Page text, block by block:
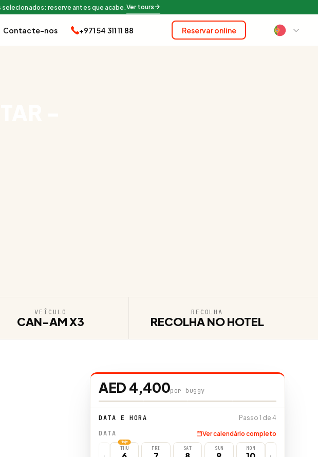
selecionados: reserve antes que acabe.Ver tours
Contacte-nos +971 54 311 11 88 Reservar online
VEÍCULO
CAN-AM X3
RECOLHA
RECOLHA NO HOTEL
AED 4,400por buggy
DATA E HORA Passo 1 de 4
DATA Ver calendário completo
Hoje
THU FRI SAT SUN MON